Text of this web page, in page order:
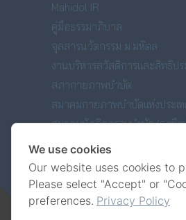
Mahidol IR
คู่มือธรรมาภิบาล
จุลสารนวัตกรรม ม.มหิดล
งานบริหารสวัสดิการและสิทธิปร
สภากายภาพบำบัด
สมาคมกายภาพบำบัดแห่งประเท
สมาคมนักกิจกรรมบำบัด/อาชีว
ประเทศไทย
สมาคมศิษย์เก่าคณะกายภาพบ
มหิดล
We use cookies
Our website uses cookies to
Please select "Accept" or
preferences. Privacy Policy